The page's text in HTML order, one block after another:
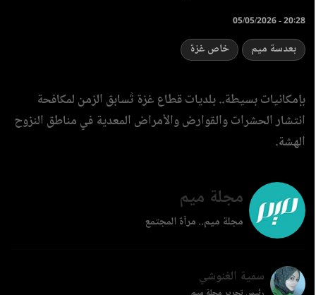
05/05/2026 - 20:28
بعدسة ميم خاص غزة
بإمكانيات بسيطة.. بلديات قطاع غزة تُسابق الزمن لمكافحة
انتشار الحشرات والقوارض والأمراض المعدية في مناطق النزوح
الهشة.
مجلة ميم
مجلة ميم.. مرآة المجتمع
سمية الغنوشي